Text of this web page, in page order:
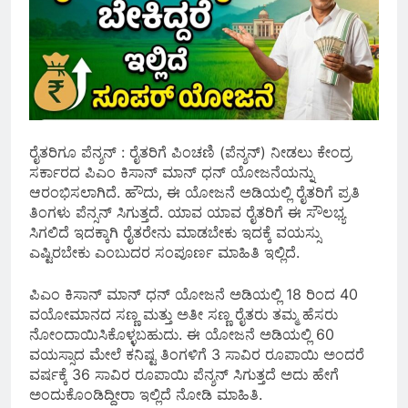
ರೈತರಿಗೂ ಪೆನ್ಶನ್ : ರೈತರಿಗೆ ಪಿಂಚಣಿ (ಪೆನ್ಶನ್) ನೀಡಲು ಕೇಂದ್ರ
ಸರ್ಕಾರದ ಪಿಎಂ ಕಿಸಾನ್ ಮಾನ್ ಧನ್ ಯೋಜನೆಯನ್ನು
ಆರಂಭಿಸಲಾಗಿದೆ. ಹೌದು, ಈ ಯೋಜನೆ ಅಡಿಯಲ್ಲಿ ರೈತರಿಗೆ ಪ್ರತಿ
ತಿಂಗಳು ಪೆನ್ಸನ್ ಸಿಗುತ್ತದೆ. ಯಾವ ಯಾವ ರೈತರಿಗೆ ಈ ಸೌಲಭ್ಯ
ಸಿಗಲಿದೆ ಇದಕ್ಕಾಗಿ ರೈತರೇನು ಮಾಡಬೇಕು ಇದಕ್ಕೆ ವಯಸ್ಸು
ಎಷ್ಟಿರಬೇಕು ಎಂಬುದರ ಸಂಪೂರ್ಣ ಮಾಹಿತಿ ಇಲ್ಲಿದೆ.
ಪಿಎಂ ಕಿಸಾನ್ ಮಾನ್ ಧನ್ ಯೋಜನೆ ಅಡಿಯಲ್ಲಿ 18 ರಿಂದ 40
ವಯೋಮಾನದ ಸಣ್ಣ ಮತ್ತು ಅತೀ ಸಣ್ಣ ರೈತರು ತಮ್ಮ ಹೆಸರು
ನೋಂದಾಯಿಸಿಕೊಳ್ಳಬಹುದು. ಈ ಯೋಜನೆ ಅಡಿಯಲ್ಲಿ 60
ವಯಸ್ಸಾದ ಮೇಲೆ ಕನಿಷ್ಟ ತಿಂಗಳಿಗೆ 3 ಸಾವಿರ ರೂಪಾಯಿ ಅಂದರೆ
ವರ್ಷಕ್ಕೆ 36 ಸಾವಿರ ರೂಪಾಯಿ ಪೆನ್ಶನ್ ಸಿಗುತ್ತದೆ ಅದು ಹೇಗೆ
ಅಂದುಕೊಂಡಿದ್ದೀರಾ ಇಲ್ಲಿದೆ ನೋಡಿ ಮಾಹಿತಿ.